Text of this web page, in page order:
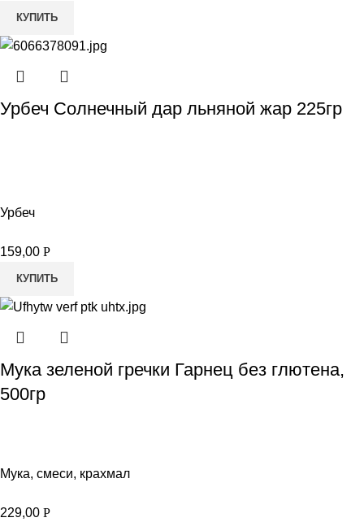
КУПИТЬ
Урбеч Солнечный дар льняной жар 225гр
Урбеч
159,00 Р
КУПИТЬ
Мука зеленой гречки Гарнец без глютена,
500гр
Мука, смеси, крахмал
229,00 Р